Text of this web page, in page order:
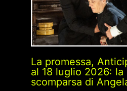
La promessa,
al 18 luglio 2026: la
scomparsa di